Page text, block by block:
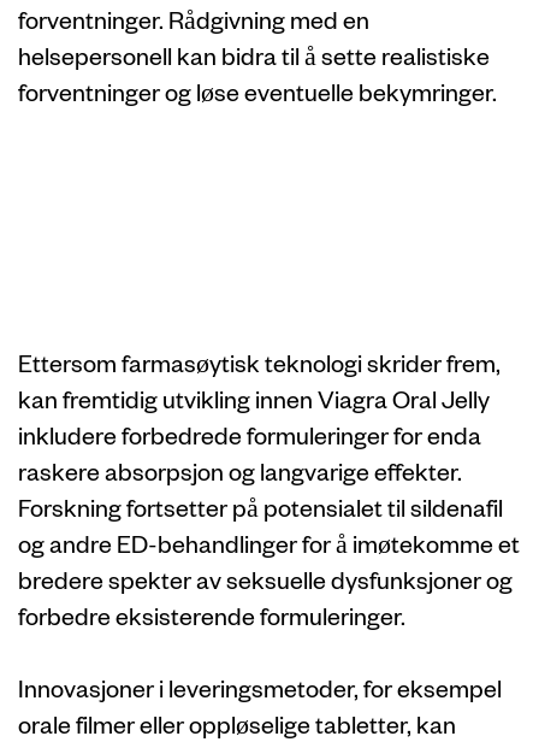
forventninger. Rådgivning med en
helsepersonell kan bidra til å sette realistiske
forventninger og løse eventuelle bekymringer.
Ettersom farmasøytisk teknologi skrider frem,
kan fremtidig utvikling innen Viagra Oral Jelly
inkludere forbedrede formuleringer for enda
raskere absorpsjon og langvarige effekter.
Forskning fortsetter på potensialet til sildenafil
og andre ED-behandlinger for å imøtekomme et
bredere spekter av seksuelle dysfunksjoner og
forbedre eksisterende formuleringer.
Innovasjoner i leveringsmetoder, for eksempel
orale filmer eller oppløselige tabletter, kan